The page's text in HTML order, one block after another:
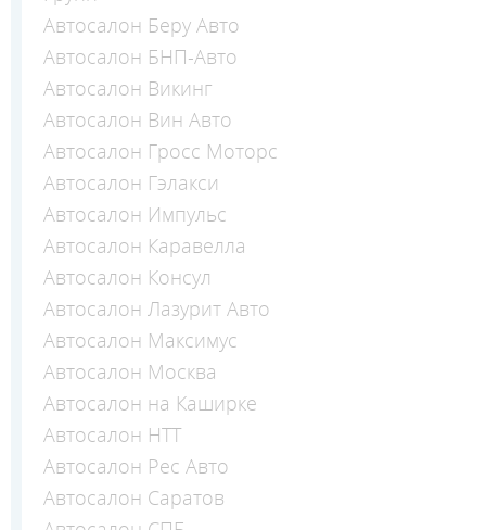
Автосалон Беру Авто
Автосалон БНП-Авто
Автосалон Викинг
Автосалон Вин Авто
Автосалон Гросс Моторс
Автосалон Гэлакси
Автосалон Импульс
Автосалон Каравелла
Автосалон Консул
Автосалон Лазурит Авто
Автосалон Максимус
Автосалон Москва
Автосалон на Каширке
Автосалон НТТ
Автосалон Рес Авто
Автосалон Саратов